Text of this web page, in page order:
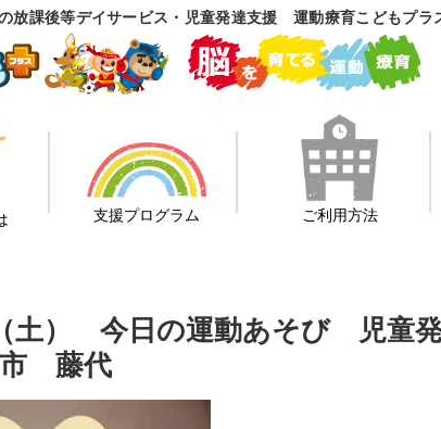
放課後等デイサービス・児童発達支援 運動療育こどもプラ
支援プログラム ご利用方法
土） 今日の運動あそび 児童
藤代